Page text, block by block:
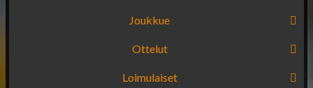
Joukkue
Ottelut
Loimulaiset